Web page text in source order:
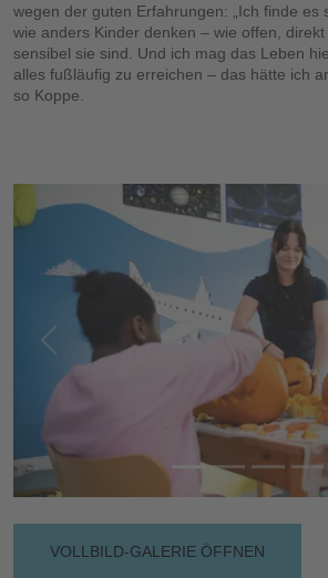
wegen der guten Erfahrungen: „Ich finde es
wie anders Kinder denken – wie offen,
sensibel sie sind. Und ich mag das Leben
alles fußläufig zu erreichen – das hätte ich
so Koppe.
Vorherige
VOLLBILD-GALERIE ÖFFNEN